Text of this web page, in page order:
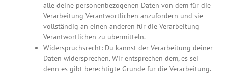
alle deine personenbezogenen Daten von dem für die
Verarbeitung Verantwortlichen anzufordern und sie
vollständig an einen anderen für die Verarbeitung
Verantwortlichen zu übermitteln.
Widerspruchsrecht: Du kannst der Verarbeitung deiner
Daten widersprechen. Wir entsprechen dem, es sei
denn es gibt berechtigte Gründe für die Verarbeitung.